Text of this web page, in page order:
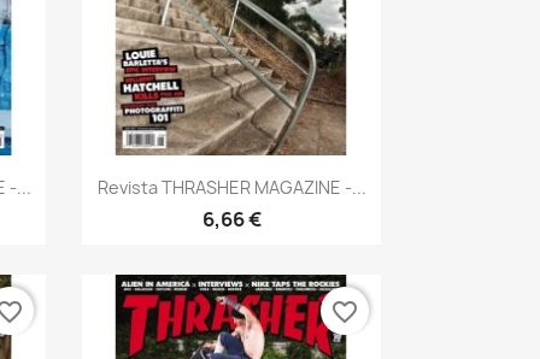
-... Anteprima
Revista THRASHER MAGAZINE -...
6,66 €
favorite_border
×